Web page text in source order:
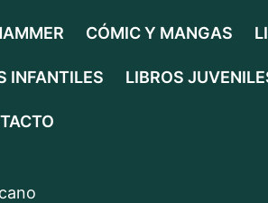
CÓMIC Y MANGAS
INFANTILES LIBROS